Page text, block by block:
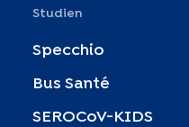
Studien
Specchio
Bus Santé
SEROCoV-KIDS